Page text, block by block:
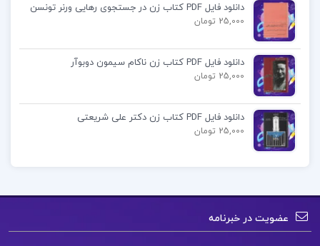
کتاب زبان تخصصی ویژه علوم تربیتی مدرسان شریف
کتاب زبان تخصصی ویژه علوم تربیتی مدرسان شریف
PDF
زبان تخصصی علوم تربیتی مدرسان شریف
کتاب پیشنهادی📚
دانلود فایل PDF کتاب زن در جستجوی رهایی ورنر تونسن
25,000 تومان
دانلود فایل PDF کتاب زن ناکام سیمون دوبوآر
25,000 تومان
دانلود فایل PDF کتاب زن دکتر علی شریعتی
25,000 تومان
عضویت در خبرنامه